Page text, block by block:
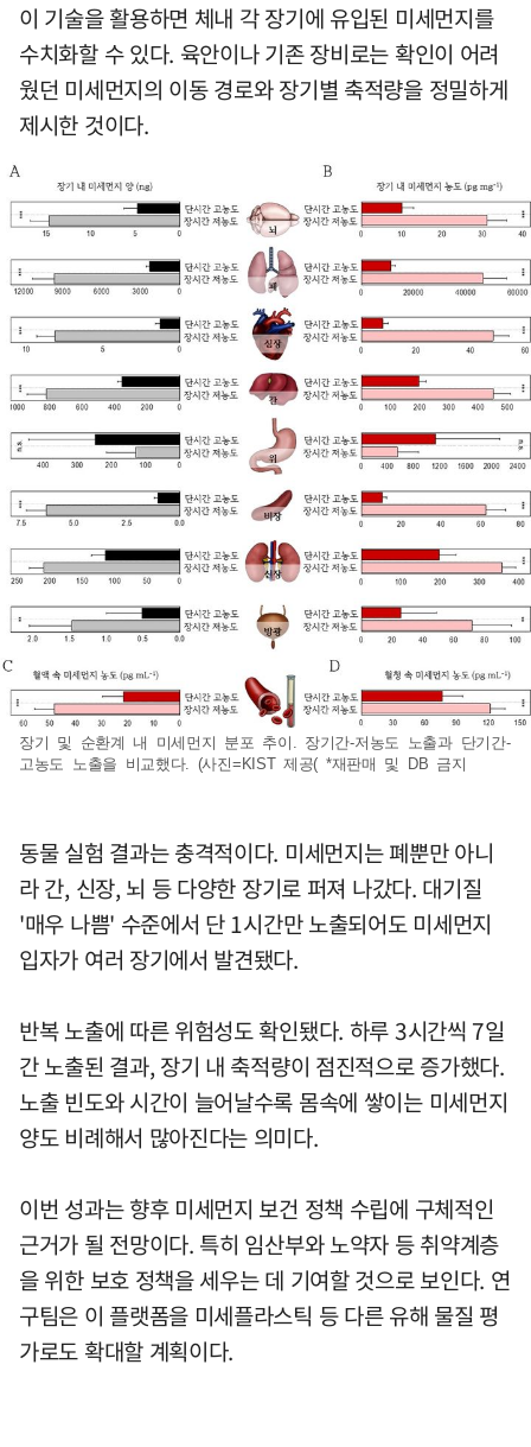
이 기술을 활용하면 체내 각 장기에 유입된 미세먼지를
수치화할 수 있다. 육안이나 기존 장비로는 확인이 어려
웠던 미세먼지의 이동 경로와 장기별 축적량을 정밀하게
제시한 것이다.
장기 및 순환계 내 미세먼지 분포 추이. 장기간-저농도 노출과 단기간-
고농도 노출을 비교했다. (사진=KIST 제공( *재판매 및 DB 금지
동물 실험 결과는 충격적이다. 미세먼지는 폐뿐만 아니
라 간, 신장, 뇌 등 다양한 장기로 퍼져 나갔다. 대기질
'매우 나쁨' 수준에서 단 1시간만 노출되어도 미세먼지
입자가 여러 장기에서 발견됐다.
반복 노출에 따른 위험성도 확인됐다. 하루 3시간씩 7일
간 노출된 결과, 장기 내 축적량이 점진적으로 증가했다.
노출 빈도와 시간이 늘어날수록 몸속에 쌓이는 미세먼지
양도 비례해서 많아진다는 의미다.
이번 성과는 향후 미세먼지 보건 정책 수립에 구체적인
근거가 될 전망이다. 특히 임산부와 노약자 등 취약계층
을 위한 보호 정책을 세우는 데 기여할 것으로 보인다. 연
구팀은 이 플랫폼을 미세플라스틱 등 다른 유해 물질 평
가로도 확대할 계획이다.